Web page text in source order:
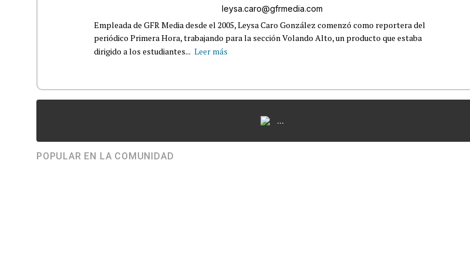
leysa.caro@gfrmedia.com
Empleada de GFR Media desde el 2005, Leysa Caro González comenzó como reportera del
periódico Primera Hora, trabajando para la sección Volando Alto, un producto que estaba
dirigido a los estudiantes... Leer más
...
POPULAR EN LA COMUNIDAD